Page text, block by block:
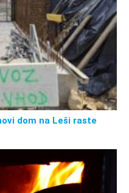
dom na Leši raste